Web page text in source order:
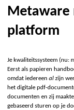
Metaware
platform
Je kwaliteitssysteem (nu:
Eerst als papieren
omdat iedereen al zijn
het digitale pdf-
documenten en zij
gebaseerd sturen op je